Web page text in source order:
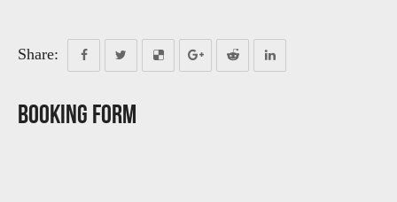
Share:
Booking Form